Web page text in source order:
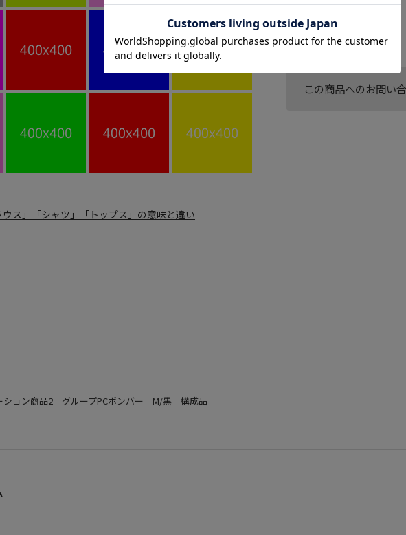
ス」「シャツ」「トップス」の意味と違い
この商品へのお問い
ション商品2 グループPCボンバー M/黒 構成品